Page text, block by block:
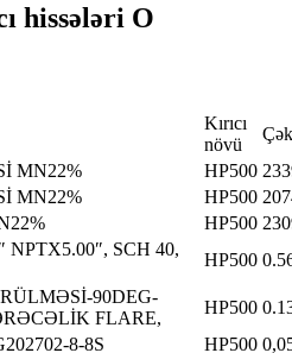
hissələri O
Kırıcı
növü
MN22% HP500
MN22% HP500
HP500
NPTX5.00″, SCH 40,
HP500
90DEG-
FLARE,
HP500
8-8S HP500